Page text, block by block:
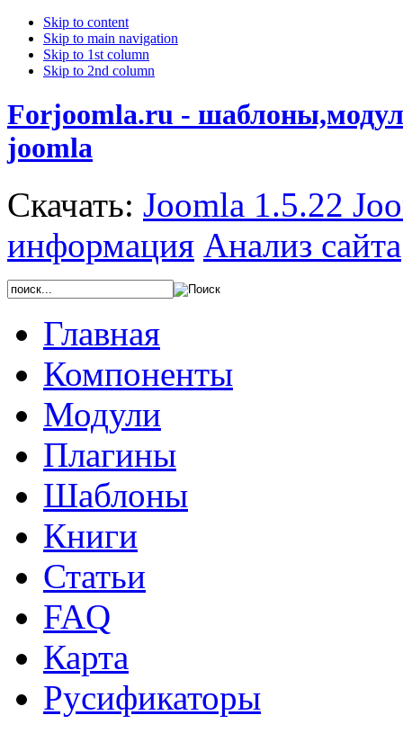
Skip to content
Skip to main navigation
Skip to 1st column
Skip to 2nd column
Forjoomla.ru -
joomla
Скачать: Joomla 1.5.22
информация Анализ сайта
Главная
Компоненты
Модули
Плагины
Шаблоны
Книги
Статьи
FAQ
Карта
Русификаторы